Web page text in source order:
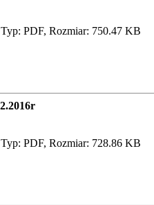
PDF, Rozmiar: 750.47 KB
PDF, Rozmiar: 728.86 KB